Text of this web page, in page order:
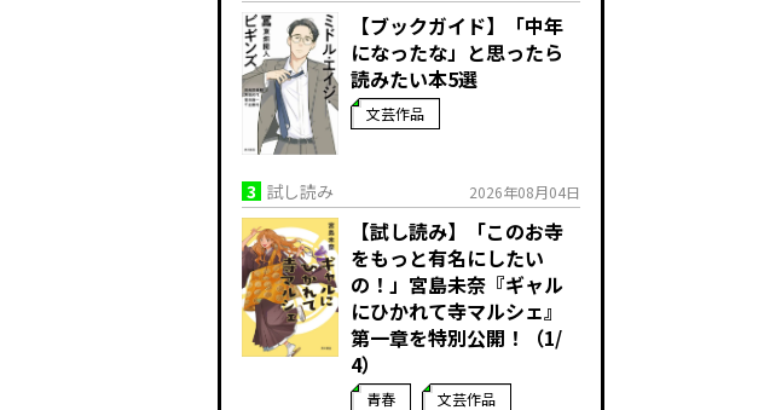
【ブックガイド】「中年
になったな」と思ったら
読みたい本5選
文芸作品
3 試し読み 2026年08月04日
【試し読み】「このお寺
をもっと有名にしたい
の！」宮島未奈『ギャル
にひかれて寺マルシェ』
第一章を特別公開！（1/
4）
青春 文芸作品